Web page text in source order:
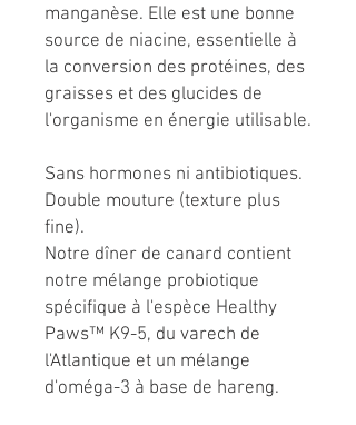
manganèse. Elle est une bonne
source de niacine, essentielle à
la conversion des protéines, des
graisses et des glucides de
l'organisme en énergie utilisable.
Sans hormones ni antibiotiques.
Double mouture (texture plus
fine).
Notre dîner de canard contient
notre mélange probiotique
spécifique à l'espèce Healthy
Paws™ K9-5, du varech de
l'Atlantique et un mélange
d'oméga-3 à base de hareng.